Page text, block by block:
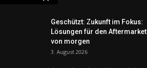
Geschützt: Zukunft im Fokus:
Lösungen für den Aftermarket
von morgen
3. August 2026